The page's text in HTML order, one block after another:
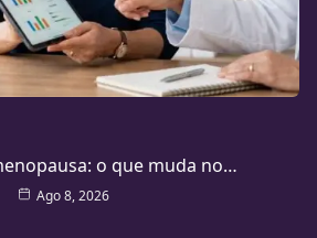
o que muda no…
Ago 8, 2026